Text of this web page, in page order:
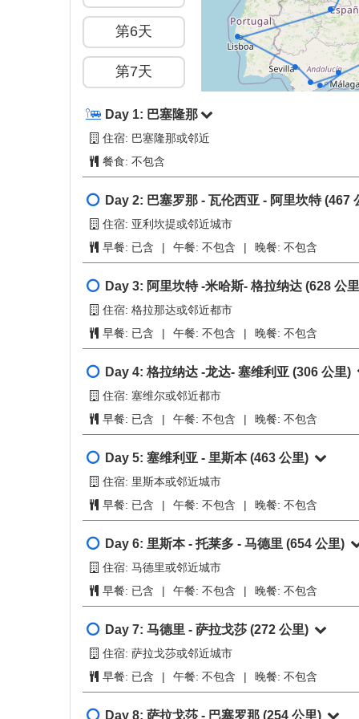
概览
第1天
第2天
第4天
第5天
第6天
第7天
第8天
第9天
第11天
第12天
第14天
第15天
第16天
第17天
+
−
Day 1:巴塞隆那
餐食: 不包含
Day 2:巴塞罗那 - 瓦伦西亚 - 阿里坎特
早餐: 已含 | 午餐:不包含 | 晚餐:不包含
Day 3:阿里坎特 -米哈斯- 格拉纳达(628 公
早餐: 已含 | 午餐:不包含 | 晚餐: 不包含
Day 4:格拉纳达 -龙达- 塞维利亚(306 公里)
早餐: 已含 | 午餐:不包含 | 晚餐:不包含
Day 5:塞维利亚 - 里斯本 (463 公里)